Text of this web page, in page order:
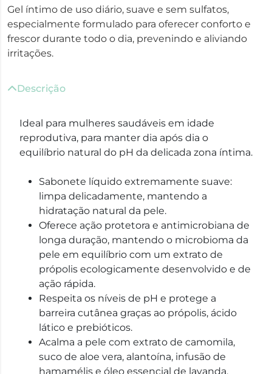
Gel íntimo de uso diário, suave e sem sulfatos,
especialmente formulado para oferecer conforto e
frescor durante todo o dia, prevenindo e aliviando
irritações.
Descrição
Ideal para mulheres saudáveis ​​em idade
reprodutiva, para manter dia após dia o
equilíbrio natural do pH da delicada zona íntima.
Sabonete líquido extremamente suave:
limpa delicadamente, mantendo a
hidratação natural da pele.
Oferece ação protetora e antimicrobiana de
longa duração, mantendo o microbioma da
pele em equilíbrio com um extrato de
própolis ecologicamente desenvolvido e de
ação rápida.
Respeita os níveis de pH e protege a
barreira cutânea graças ao própolis, ácido
lático e prebióticos.
Acalma a pele com extrato de camomila,
suco de aloe vera, alantoína, infusão de
hamamélis e óleo essencial de lavanda.